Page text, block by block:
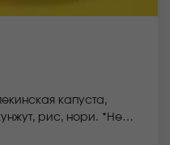
капуста,
рис, нори. *Не